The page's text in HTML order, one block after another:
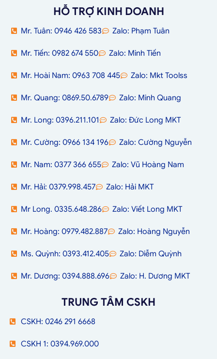
HỖ TRỢ KINH DOANH
Mr. Tuân: 0946 426 583 Zalo: Phạm Tuân
Mr. Tiến: 0982 674 550 Zalo: Minh Tiến
Mr. Hoài Nam: 0963 708 445 Zalo: Mkt Toolss
Mr. Quang: 0869.50.6789 Zalo: Minh Quang
Mr. Long: 0396.211.101 Zalo: Đức Long MKT
Mr. Cường: 0966 134 196 Zalo: Cường Nguyễn
Mr. Nam: 0377 366 655 Zalo: Vũ Hoàng Nam
Mr. Hải: 0379.998.457 Zalo: Hải MKT
Mr Long. 0335.648.286 Zalo: Viết Long MKT
Mr. Hoàng: 0979.482.887 Zalo: Hoàng Nguyễn
Ms. Quỳnh: 0393.412.405 Zalo: Diễm Quỳnh
Mr. Dương: 0394.888.696 Zalo: H. Dương MKT
TRUNG TÂM CSKH
CSKH: 0246 291 6668
CSKH 1: 0394.969.000